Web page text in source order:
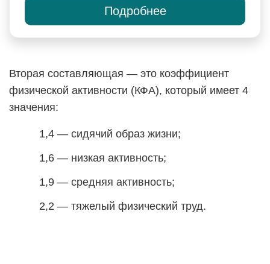
Подробнее
Вторая составляющая — это коэффициент
физической активности (КФА), который имеет 4
значения:
1,4 — сидячий образ жизни;
1,6 — низкая активность;
1,9 — средняя активность;
2,2 — тяжелый физический труд.